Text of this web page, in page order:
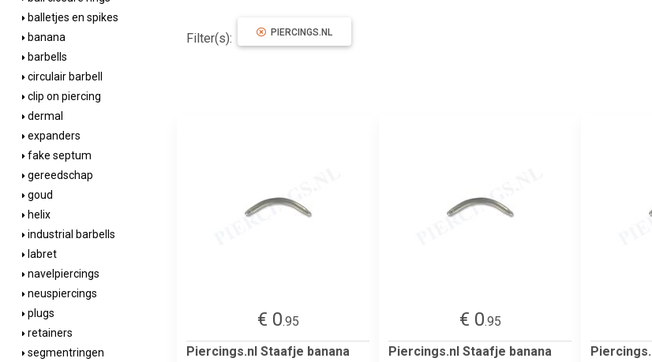
balletjes en spikes
banana
barbells
circulair barbell
clip on piercing
dermal
expanders
fake septum
gereedschap
goud
helix
industrial barbells
labret
navelpiercings
neuspiercings
plugs
retainers
segmentringen
Filter(s): PIERCINGS.NL
€ 0.95
Piercings.nl Staafje banana
€ 0.95
Piercings.nl Staafje banana